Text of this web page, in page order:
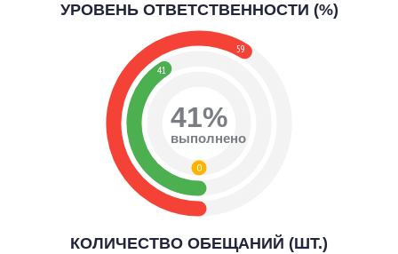
УРОВЕНЬ ОТВЕТСТВЕННОСТИ (%)
59
41
0
41%
выполнено
КОЛИЧЕСТВО ОБЕЩАНИЙ (ШТ.)